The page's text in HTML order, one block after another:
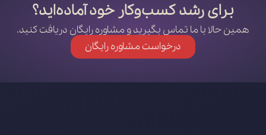
برای رشد کسب‌وکار خود آماده‌اید؟
همین حالا با ما تماس بگیرید و مشاوره رایگان دریافت کنید.
درخواست مشاوره رایگان